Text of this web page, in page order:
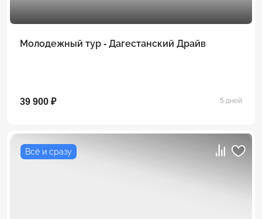
Молодежный тур - Дагестанский Драйв
39 900 ₽ 5 дней
Всё и сразу